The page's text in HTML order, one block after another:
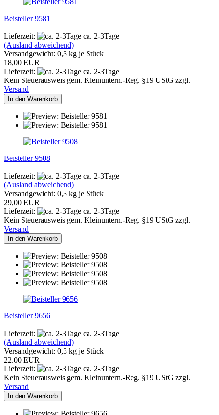
Beisteller 9581
Lieferzeit:
ca. 2-3Tage
(Ausland abweichend)
Versandgewicht: 0,3 kg je Stück
18,00 EUR
Lieferzeit:
ca. 2-3Tage
Kein Steuerausweis gem. Kleinuntern.-Reg. §19 UStG zzgl.
Versand
In den Warenkorb
Beisteller 9508
Lieferzeit:
ca. 2-3Tage
(Ausland abweichend)
Versandgewicht: 0,3 kg je Stück
29,00 EUR
Lieferzeit:
ca. 2-3Tage
Kein Steuerausweis gem. Kleinuntern.-Reg. §19 UStG zzgl.
Versand
In den Warenkorb
Beisteller 9656
Lieferzeit:
ca. 2-3Tage
(Ausland abweichend)
Versandgewicht: 0,3 kg je Stück
22,00 EUR
Lieferzeit:
ca. 2-3Tage
Kein Steuerausweis gem. Kleinuntern.-Reg. §19 UStG zzgl.
Versand
In den Warenkorb